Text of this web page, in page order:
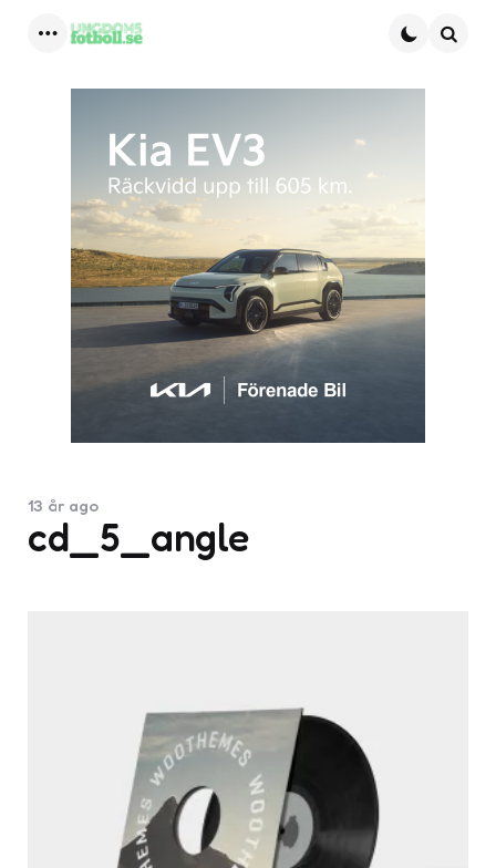
cd_5_angle
13 år ago